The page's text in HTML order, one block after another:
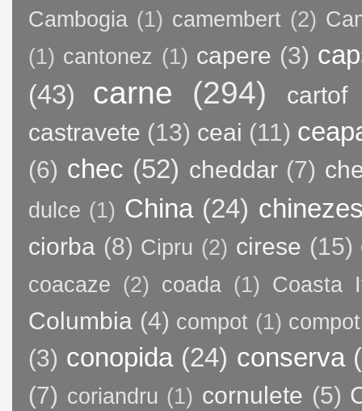
Cambogia (1) camembert (2)
(1) cantonez (1) capere (3)
(43)
carne (294)
cartof
castravete (13) ceai (11)
(6) chec (52) cheddar (7)
dulce (1) China (24)
ciorba (8) Cipru (2) cirese (15)
coacaze (2) coada (1) Coasta
Columbia (4) compot (1)
(3) conopida (24) conserva
(7) coriandru (1) cornulete (5)